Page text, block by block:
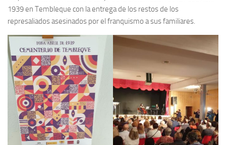
Informe de la fosa de abril de 1939 de Tembleque
Militantes históricos IR
Personajes republicanos
Izquierda Republicana. Agrupaciones y Militantes (1934-1939)
Izquierda Republicana. Navarra
Izquierda Republicana. Galicia
Textos esenciales del republicanismo
1939 en Tembleque con la entrega de los restos de los
represaliados asesinados por el franquismo a sus familiares.